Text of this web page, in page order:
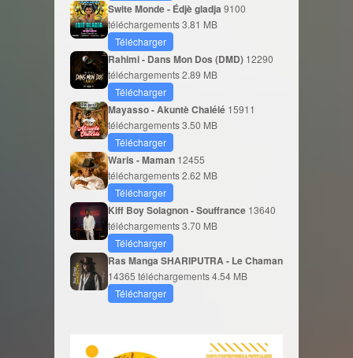
Swite Monde - Édjè gladja 9100
téléchargements3.81 MB
Télécharger
Rahimi - Dans Mon Dos (DMD) 12290
téléchargements2.89 MB
Télécharger
Mayasso - Akuntè Chalélé 15911
téléchargements3.50 MB
Télécharger
Waris - Maman 12455
téléchargements2.62 MB
Télécharger
Kiff Boy Solagnon - Souffrance 13640
téléchargements3.70 MB
Télécharger
Ras Manga SHARIPUTRA - Le Chaman
14365 téléchargements4.54 MB
Télécharger